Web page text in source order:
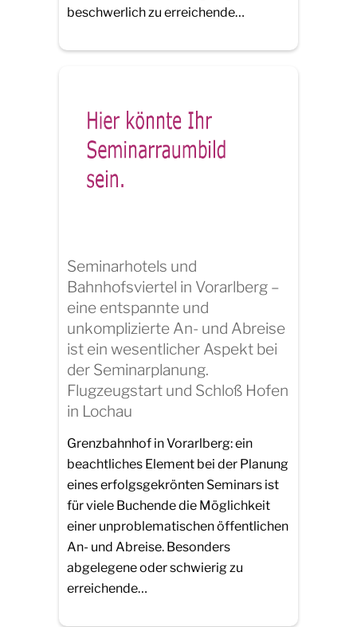
beschwerlich zu erreichende…
Seminarhotels und
Bahnhofsviertel in Vorarlberg –
eine entspannte und
unkomplizierte An- und Abreise
ist ein wesentlicher Aspekt bei
der Seminarplanung.
Flugzeugstart und Schloß Hofen
in Lochau
Grenzbahnhof in Vorarlberg: ein
beachtliches Element bei der Planung
eines erfolgsgekrönten Seminars ist
für viele Buchende die Möglichkeit
einer unproblematischen öffentlichen
An- und Abreise. Besonders
abgelegene oder schwierig zu
erreichende…